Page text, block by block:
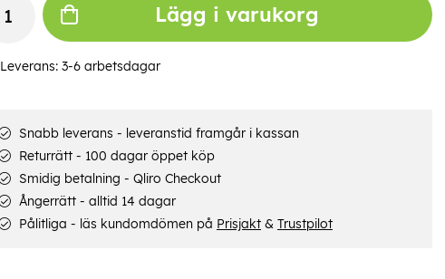
Lägg i varukorg
Leverans: 3-6 arbetsdagar
Snabb leverans - leveranstid framgår i kassan
Returrätt - 100 dagar öppet köp
Smidig betalning - Qliro Checkout
Ångerrätt - alltid 14 dagar
Pålitliga - läs kundomdömen på Prisjakt& Trustpilot